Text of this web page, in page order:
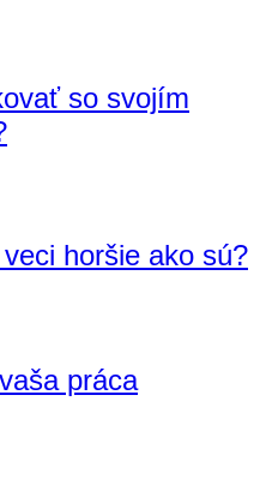
so svojím
horšie ako sú?
práca